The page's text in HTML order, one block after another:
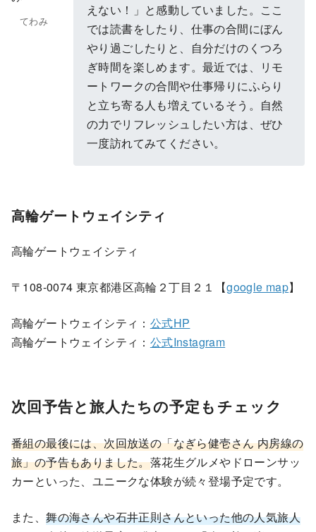
てわみ
えない！」と感動していました。ここ
では読書をしたり、仕事の合間にぼん
やり過ごしたりと、自分だけのくつろ
ぎ時間を楽しめます。最近では、リモ
ートワークの合間や仕事帰りにふらり
と立ち寄る人も増えているそう。自然
の力でリフレッシュしたい方は、ぜひ
一度訪れてみてください。
高輪ゲートウェイシティ
高輪ゲートウェイシティ
〒108-0074 東京都港区高輪２丁目２１【google map】
高輪ゲートウェイシティ： 公式HP
高輪ゲートウェイシティ： 公式Instagram
次回予告と旅人たちの予定もチェック
番組の最後には、次回放送の「なぎら健壱さん 内房線の
旅」の予告もありました。落花生グルメやドローンサッ
カーといった、ユニークな体験が続々登場予定です。
また、舞の海さんや石井正則さんといった他の人気旅人